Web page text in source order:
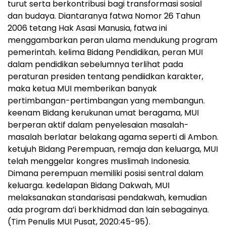
turut serta berkontribusi bagi transformasi sosial
dan budaya. Diantaranya fatwa Nomor 26 Tahun
2006 tetang Hak Asasi Manusia, fatwa ini
menggambarkan peran ulama mendukung program
pemerintah. kelima Bidang Pendidikan, peran MUI
dalam pendidikan sebelumnya terlihat pada
peraturan presiden tentang pendiidkan karakter,
maka ketua MUI memberikan banyak
pertimbangan-pertimbangan yang membangun.
keenam Bidang kerukunan umat beragama, MUI
berperan aktif dalam penyelesaian masalah-
masalah berlatar belakang agama seperti di Ambon.
ketujuh Bidang Perempuan, remaja dan keluarga, MUI
telah menggelar kongres muslimah Indonesia.
Dimana perempuan memiliki posisi sentral dalam
keluarga. kedelapan Bidang Dakwah, MUI
melaksanakan standarisasi pendakwah, kemudian
ada program da’i berkhidmad dan lain sebagainya.
(Tim Penulis MUI Pusat, 2020:45-95).